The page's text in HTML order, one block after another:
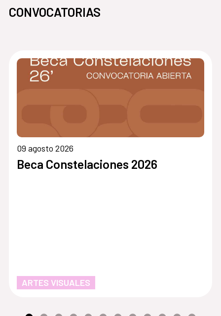
CONVOCATORIAS
09 agosto 2026
Beca Constelaciones 2026
ARTES VISUALES